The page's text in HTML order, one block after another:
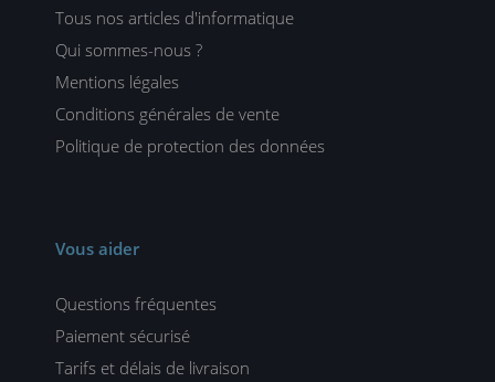
Tous nos articles d'informatique
Qui sommes-nous ?
Mentions légales
Conditions générales de vente
Politique de protection des données
Vous aider
Questions fréquentes
Paiement sécurisé
Tarifs et délais de livraison